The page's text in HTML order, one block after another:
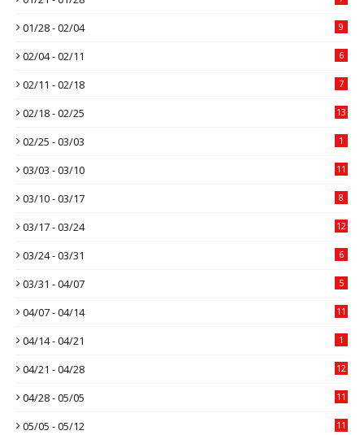
01/28 - 02/04 9
02/04 - 02/11 6
02/11 - 02/18 7
02/18 - 02/25 13
02/25 - 03/03 1
03/03 - 03/10 11
03/10 - 03/17 8
03/17 - 03/24 12
03/24 - 03/31 6
03/31 - 04/07 5
04/07 - 04/14 11
04/14 - 04/21 1
04/21 - 04/28 12
04/28 - 05/05 11
05/05 - 05/12 11